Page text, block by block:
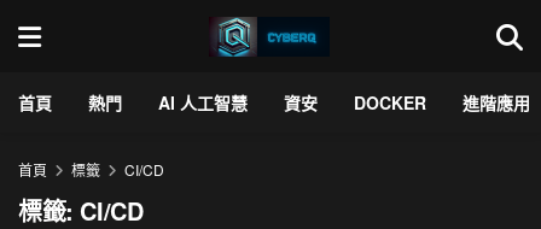
首頁 熱門 AI 人工智慧 資安 DOCKER 進階應用
首頁 標籤 CI/CD
標籤: CI/CD